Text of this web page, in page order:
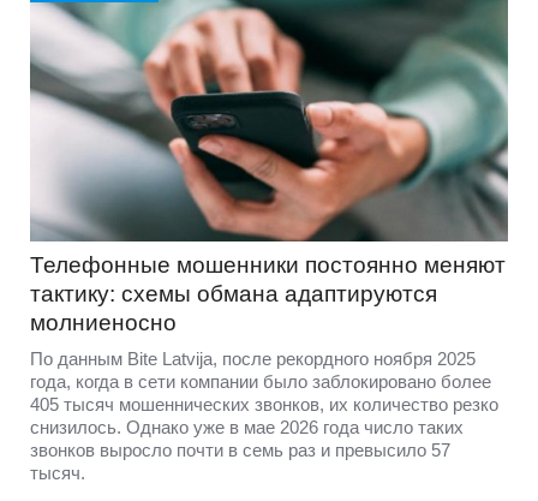
Телефонные мошенники постоянно меняют
тактику: схемы обмана адаптируются
молниеносно
По данным Bite Latvija, после рекордного ноября 2025
года, когда в сети компании было заблокировано более
405 тысяч мошеннических звонков, их количество резко
снизилось. Однако уже в мае 2026 года число таких
звонков выросло почти в семь раз и превысило 57
тысяч.